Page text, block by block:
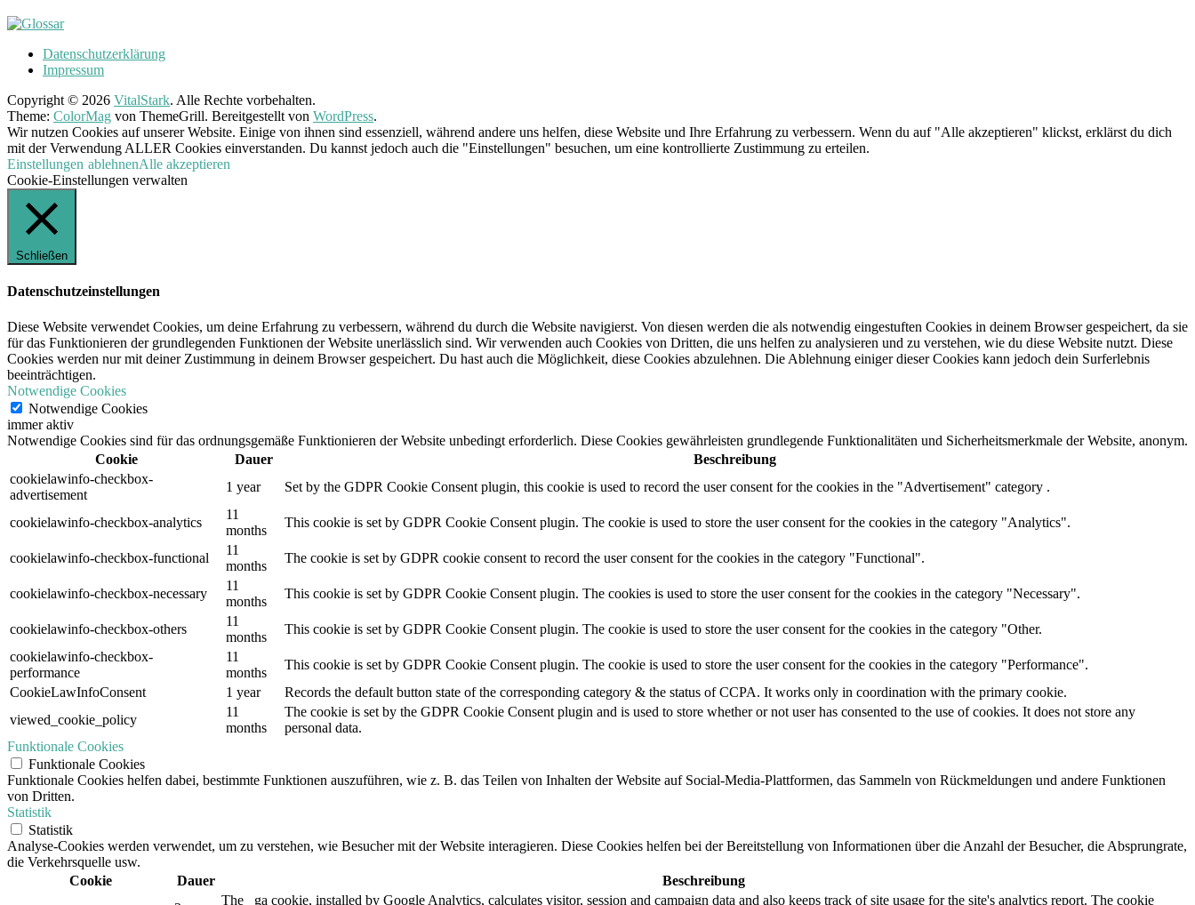
Datenschutzerklärung
Impressum
Copyright © 2026 VitalStark. Alle Rechte vorbehalten.
Theme: ColorMag von ThemeGrill. Bereitgestellt von WordPress.
Wir nutzen Cookies auf unserer Website. Einige von ihnen sind essenziell, während andere uns helfen, diese Website und Ihre Erfahrung zu verbessern. Wenn du auf "Alle akzeptieren" klickst, erklärst du dich
mit der Verwendung ALLER Cookies einverstanden. Du kannst jedoch auch die "Einstellungen" besuchen, um eine kontrollierte Zustimmung zu erteilen.
Einstellungen ablehnenAlle akzeptieren
Cookie-Einstellungen verwalten
Schließen
Datenschutzeinstellungen
Diese Website verwendet Cookies, um deine Erfahrung zu verbessern, während du durch die Website navigierst. Von diesen werden die als notwendig eingestuften Cookies in deinem Browser gespeichert, da sie
für das Funktionieren der grundlegenden Funktionen der Website unerlässlich sind. Wir verwenden auch Cookies von Dritten, die uns helfen zu analysieren und zu verstehen, wie du diese Website nutzt. Diese
Cookies werden nur mit deiner Zustimmung in deinem Browser gespeichert. Du hast auch die Möglichkeit, diese Cookies abzulehnen. Die Ablehnung einiger dieser Cookies kann jedoch dein Surferlebnis
beeinträchtigen.
Notwendige Cookies
Notwendige Cookies
immer aktiv
Notwendige Cookies sind für das ordnungsgemäße Funktionieren der Website unbedingt erforderlich. Diese Cookies gewährleisten grundlegende Funktionalitäten und Sicherheitsmerkmale der Website, anonym.
Cookie
Dauer
Beschreibung
cookielawinfo-checkbox-
advertisement
1 year Set by the GDPR Cookie Consent plugin, this cookie is used to record the user consent for the cookies in the "Advertisement" category .
cookielawinfo-checkbox-analytics
11
months
This cookie is set by GDPR Cookie Consent plugin. The cookie is used to store the user consent for the cookies in the category "Analytics".
cookielawinfo-checkbox-functional
11
months
The cookie is set by GDPR cookie consent to record the user consent for the cookies in the category "Functional".
cookielawinfo-checkbox-necessary
11
months
This cookie is set by GDPR Cookie Consent plugin. The cookies is used to store the user consent for the cookies in the category "Necessary".
cookielawinfo-checkbox-others
11
months
This cookie is set by GDPR Cookie Consent plugin. The cookie is used to store the user consent for the cookies in the category "Other.
cookielawinfo-checkbox-
performance
11
months
This cookie is set by GDPR Cookie Consent plugin. The cookie is used to store the user consent for the cookies in the category "Performance".
CookieLawInfoConsent
1 year
Records the default button state of the corresponding category & the status of CCPA. It works only in coordination with the primary cookie.
viewed_cookie_policy
11
months
The cookie is set by the GDPR Cookie Consent plugin and is used to store whether or not user has consented to the use of cookies. It does not store any
personal data.
Funktionale Cookies
Funktionale Cookies
Funktionale Cookies helfen dabei, bestimmte Funktionen auszuführen, wie z. B. das Teilen von Inhalten der Website auf Social-Media-Plattformen, das Sammeln von Rückmeldungen und andere Funktionen
von Dritten.
Statistik
Statistik
Analyse-Cookies werden verwendet, um zu verstehen, wie Besucher mit der Website interagieren. Diese Cookies helfen bei der Bereitstellung von Informationen über die Anzahl der Besucher, die Absprungrate,
die Verkehrsquelle usw.
Cookie
Dauer
Beschreibung
The _ga cookie, installed by Google Analytics, calculates visitor, session and campaign data and also keeps track of site usage for the site's analytics report. The cookie